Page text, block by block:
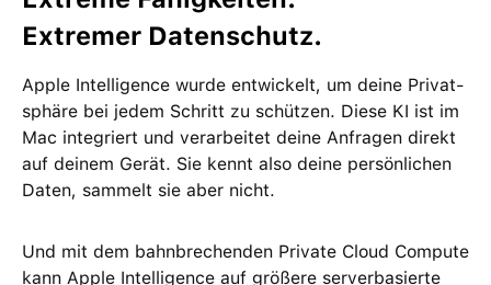
Extremer Daten­schutz.
Apple Intelligence wurde ent­wickelt, um deine Privat­
sphäre bei jedem Schritt zu schützen. Diese KI ist im
Mac integriert und ver­arbeitet deine Anfragen direkt
auf deinem Gerät. Sie kennt also deine persön­lichen
Daten, sammelt sie aber nicht.
Und mit dem bahn­brechenden Private Cloud Compute
kann Apple Intelligence auf größere server­basierte